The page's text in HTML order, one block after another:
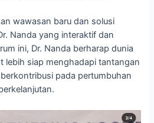
wawasan baru dan solusi
Nanda yang interaktif dan
ini, Dr. Nanda berharap dunia
lebih siap menghadapi tantangan
pada pertumbuhan